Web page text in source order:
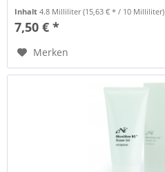
Inhalt4.8 Milliliter(15,63 € * / 10 Milliliter)
7,50 € *
Merken